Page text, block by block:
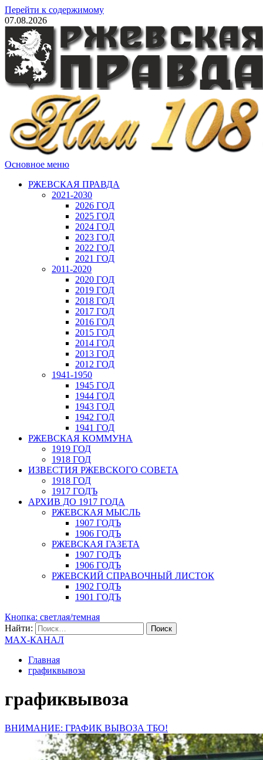
Перейти к содержимому
07.08.2026
Основное меню
РЖЕВСКАЯ ПРАВДА
2021-2030
2026 ГОД
2025 ГОД
2024 ГОД
2023 ГОД
2022 ГОД
2021 ГОД
2011-2020
2020 ГОД
2019 ГОД
2018 ГОД
2017 ГОД
2016 ГОД
2015 ГОД
2014 ГОД
2013 ГОД
2012 ГОД
1941-1950
1945 ГОД
1944 ГОД
1943 ГОД
1942 ГОД
1941 ГОД
РЖЕВСКАЯ КОММУНА
1919 ГОД
1918 ГОД
ИЗВЕСТИЯ РЖЕВСКОГО СОВЕТА
1918 ГОД
1917 ГОДЪ
АРХИВ ДО 1917 ГОДА
РЖЕВСКАЯ МЫСЛЬ
1907 ГОДЪ
1906 ГОДЪ
РЖЕВСКАЯ ГАЗЕТА
1907 ГОДЪ
1906 ГОДЪ
РЖЕВСКИЙ СПРАВОЧНЫЙ ЛИСТОК
1902 ГОДЪ
1901 ГОДЪ
Кнопка: светлая/темная
Найти:
MAX-КАНАЛ
Главная
графиквывоза
графиквывоза
ВНИМАНИЕ: ГРАФИК ВЫВОЗА ТБО!